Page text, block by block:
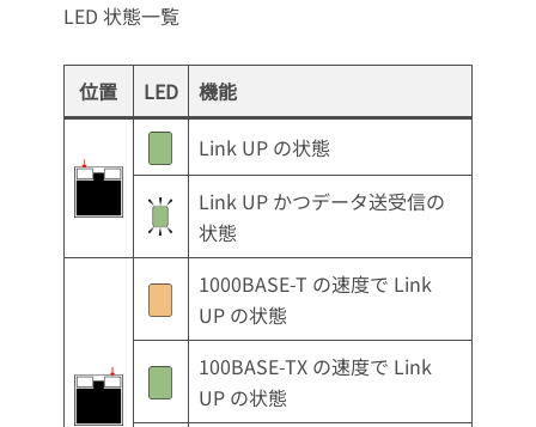
LED 状態一覧
位置 LED
機能
Link UP の状態
Link UP かつデータ送受信の
状態
1000BASE-T の速度で Link
UP の状態
100BASE-TX の速度で Link
UP の状態